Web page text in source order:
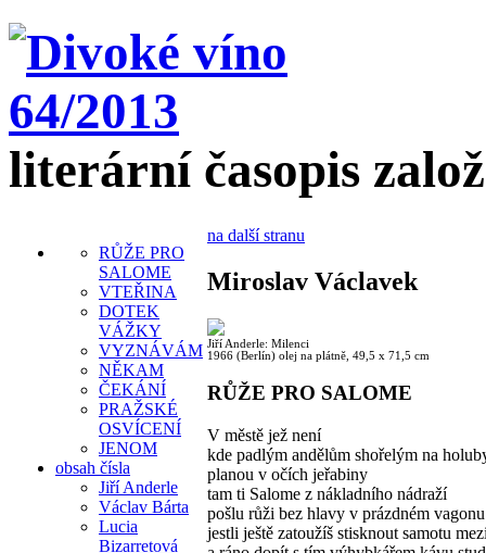
literární časopis
RŮŽE PRO
SALOME
VTEŘINA
DOTEK
VÁŽKY
VYZNÁVÁM
NĚKAM
ČEKÁNÍ
PRAŽSKÉ
OSVÍCENÍ
JENOM
obsah čísla
Jiří Anderle
Václav Bárta
Lucia
Bizarretová
na další stranu
Miroslav Václavek
Jiří Anderle: Milenci
1966 (Berlín) olej na plátně, 49,5 x 71,5 cm
RŮŽE PRO SALOME
V městě jež není
kde padlým andělům shořelým na
planou v očích jeřabiny
tam ti Salome z nákladního nádraží
pošlu růži bez hlavy v prázdném
jestli ještě zatoužíš stisknout samotu